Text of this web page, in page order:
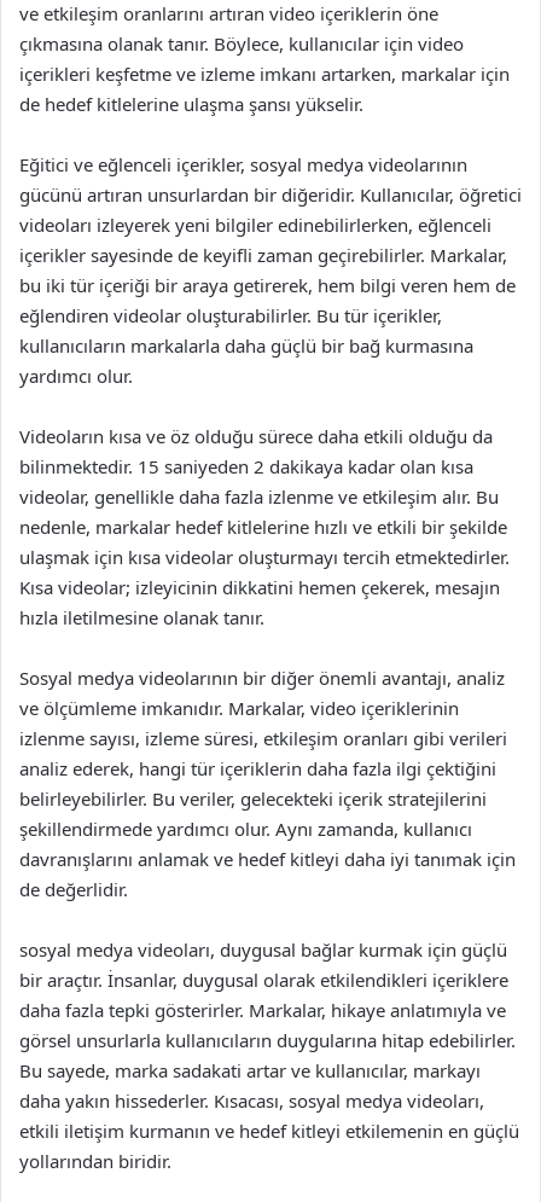
ve etkileşim oranlarını artıran video içeriklerin öne
çıkmasına olanak tanır. Böylece, kullanıcılar için video
içerikleri keşfetme ve izleme imkanı artarken, markalar için
de hedef kitlelerine ulaşma şansı yükselir.
Eğitici ve eğlenceli içerikler, sosyal medya videolarının
gücünü artıran unsurlardan bir diğeridir. Kullanıcılar, öğretici
videoları izleyerek yeni bilgiler edinebilirlerken, eğlenceli
içerikler sayesinde de keyifli zaman geçirebilirler. Markalar,
bu iki tür içeriği bir araya getirerek, hem bilgi veren hem de
eğlendiren videolar oluşturabilirler. Bu tür içerikler,
kullanıcıların markalarla daha güçlü bir bağ kurmasına
yardımcı olur.
Videoların kısa ve öz olduğu sürece daha etkili olduğu da
bilinmektedir. 15 saniyeden 2 dakikaya kadar olan kısa
videolar, genellikle daha fazla izlenme ve etkileşim alır. Bu
nedenle, markalar hedef kitlelerine hızlı ve etkili bir şekilde
ulaşmak için kısa videolar oluşturmayı tercih etmektedirler.
Kısa videolar; izleyicinin dikkatini hemen çekerek, mesajın
hızla iletilmesine olanak tanır.
Sosyal medya videolarının bir diğer önemli avantajı, analiz
ve ölçümleme imkanıdır. Markalar, video içeriklerinin
izlenme sayısı, izleme süresi, etkileşim oranları gibi verileri
analiz ederek, hangi tür içeriklerin daha fazla ilgi çektiğini
belirleyebilirler. Bu veriler, gelecekteki içerik stratejilerini
şekillendirmede yardımcı olur. Aynı zamanda, kullanıcı
davranışlarını anlamak ve hedef kitleyi daha iyi tanımak için
de değerlidir.
sosyal medya videoları, duygusal bağlar kurmak için güçlü
bir araçtır. İnsanlar, duygusal olarak etkilendikleri içeriklere
daha fazla tepki gösterirler. Markalar, hikaye anlatımıyla ve
görsel unsurlarla kullanıcıların duygularına hitap edebilirler.
Bu sayede, marka sadakati artar ve kullanıcılar, markayı
daha yakın hissederler. Kısacası, sosyal medya videoları,
etkili iletişim kurmanın ve hedef kitleyi etkilemenin en güçlü
yollarından biridir.